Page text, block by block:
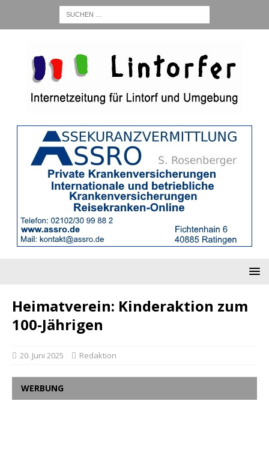
Heimatverein: Kinderaktion zum
100-Jährigen
20. Juni 2025 Redaktion
WERBUNG